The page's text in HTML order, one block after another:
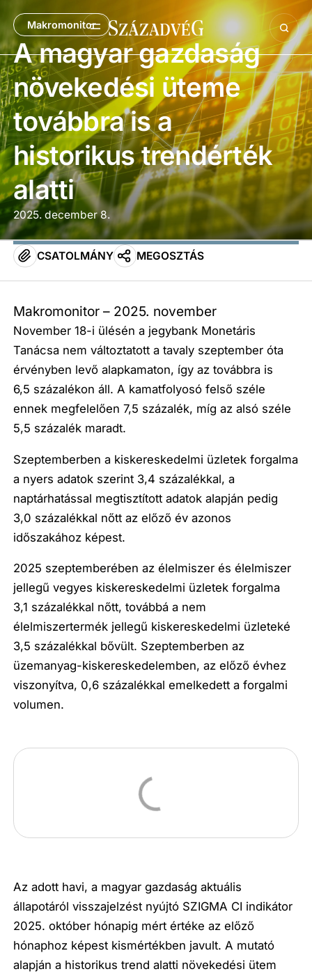
Makromonitor
A magyar gazdaság
növekedési üteme
továbbra is a
historikus trendérték
alatti
2025. december 8.
CSATOLMÁNY MEGOSZTÁS
Makromonitor – 2025. november
November 18-i ülésén a jegybank Monetáris
Tanácsa nem változtatott a tavaly szeptember óta
érvényben levő alapkamaton, így az továbbra is
6,5 százalékon áll. A kamatfolyosó felső széle
ennek megfelelően 7,5 százalék, míg az alsó széle
5,5 százalék maradt.
Szeptemberben a kiskereskedelmi üzletek forgalma
a nyers adatok szerint 3,4 százalékkal, a
naptárhatással megtisztított adatok alapján pedig
3,0 százalékkal nőtt az előző év azonos
időszakához képest.
2025 szeptemberében az élelmiszer és élelmiszer
jellegű vegyes kiskereskedelmi üzletek forgalma
3,1 százalékkal nőtt, továbbá a nem
élelmiszertermék jellegű kiskereskedelmi üzleteké
3,5 százalékkal bővült. Szeptemberben az
üzemanyag-kiskereskedelemben, az előző évhez
viszonyítva, 0,6 százalékkal emelkedett a forgalmi
volumen.
Az adott havi, a magyar gazdaság aktuális
állapotáról visszajelzést nyújtó SZIGMA CI indikátor
2025. október hónapig mért értéke az előző
hónaphoz képest kismértékben javult. A mutató
alapján a historikus trend alatti növekedési ütem